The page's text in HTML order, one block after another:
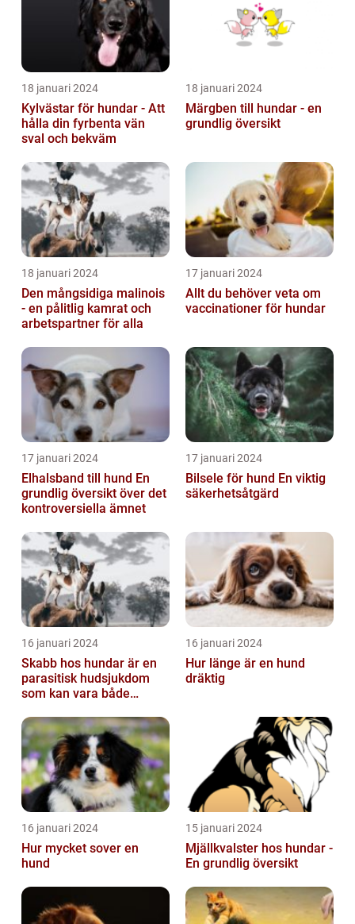
18 januari 2024
Kylvästar för hundar - Att
hålla din fyrbenta vän
sval och bekväm
18 januari 2024
Märgben till hundar - en
grundlig översikt
18 januari 2024
Den mångsidiga malinois
- en pålitlig kamrat och
arbetspartner för alla
17 januari 2024
Allt du behöver veta om
vaccinationer för hundar
17 januari 2024
Elhalsband till hund En
grundlig översikt över det
kontroversiella ämnet
17 januari 2024
Bilsele för hund En viktig
säkerhetsåtgärd
16 januari 2024
Skabb hos hundar är en
parasitisk hudsjukdom
som kan vara både
för våra fy...
16 januari 2024
Hur länge är en hund
dräktig
16 januari 2024
Hur mycket sover en
hund
15 januari 2024
Mjällkvalster hos hundar -
En grundlig översikt